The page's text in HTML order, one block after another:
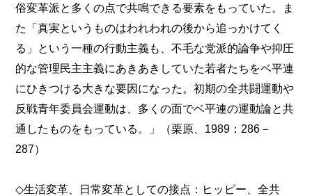
俗変革派と多くの点で共鳴できる要素をもっていた。ま
た「真実というものはわれわれの後から追っかけてく
る」という一種の行動主義も、不毛な党派的論争や抑圧
的な管理民主主義にあきあきしていた若者たちをベ平連
にひきつける大きな要因になった。初期の全共闘運動や
反戦青年委員会運動は、多くの面でベ平連の運動論と共
通したものをもっている。」（栗原、1989：286－
287）
◇生活変革、日常変革としての接点：ヒッピー、全共